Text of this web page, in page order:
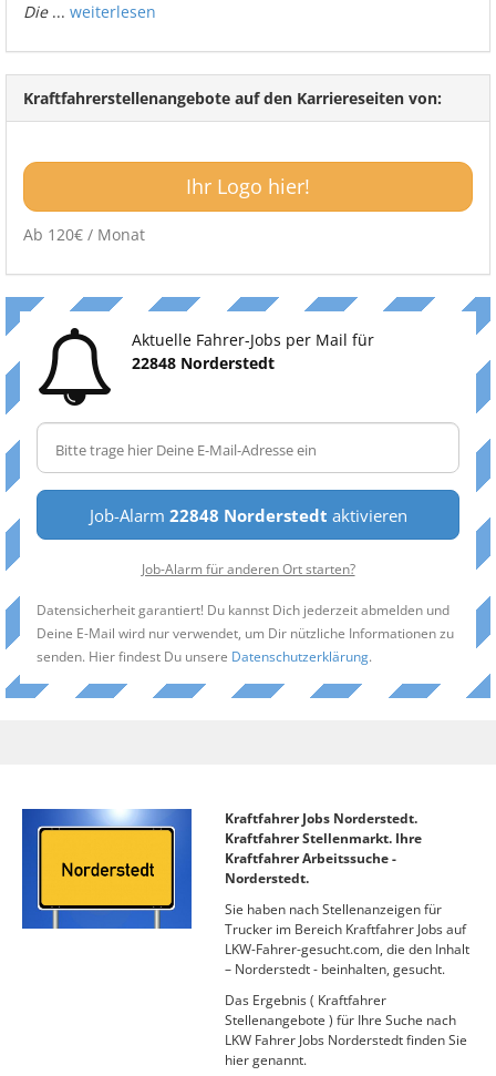
Die... weiterlesen
Kraftfahrerstellenangebote auf den Karriereseiten von:
Ihr Logo hier!
Ab 120€ / Monat
Aktuelle Fahrer-Jobs per Mail für
22848 Norderstedt
Job-Alarm 22848 Norderstedt aktivieren
Job-Alarm für anderen Ort starten?
Datensicherheit garantiert! Du kannst Dich jederzeit abmelden und
Deine E-Mail wird nur verwendet, um Dir nützliche Informationen zu
senden. Hier findest Du unsere Datenschutzerklärung.
Kraftfahrer Jobs Norderstedt.
Kraftfahrer Stellenmarkt. Ihre
Kraftfahrer Arbeitssuche -
Norderstedt.
Sie haben nach Stellenanzeigen für
Trucker im Bereich Kraftfahrer Jobs auf
LKW-Fahrer-gesucht.com, die den Inhalt
– Norderstedt - beinhalten, gesucht.
Das Ergebnis ( Kraftfahrer
Stellenangebote ) für Ihre Suche nach
LKW Fahrer Jobs Norderstedt finden Sie
hier genannt.